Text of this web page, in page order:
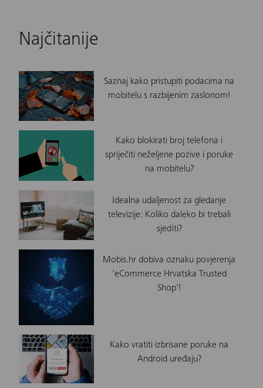
Najčitanije
Saznaj kako pristupiti podacima na
mobitelu s razbijenim zaslonom!
Kako blokirati broj telefona i
spriječiti neželjene pozive i poruke
na mobitelu?
Idealna udaljenost za gledanje
televizije: Koliko daleko bi trebali
sjediti?
Mobis.hr dobiva oznaku povjerenja
'eCommerce Hrvatska Trusted
Shop'!
Kako vratiti izbrisane poruke na
Android uređaju?